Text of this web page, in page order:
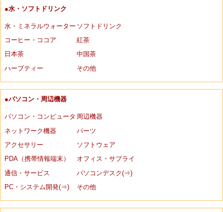
●水・ソフトドリンク
水・ミネラルウォーター ソフトドリンク
コーヒー・ココア
紅茶
日本茶
中国茶
ハーブティー
その他
●パソコン・周辺機器
パソコン・コンピュータ 周辺機器
ネットワーク機器
パーツ
アクセサリー
ソフトウェア
PDA（携帯情報端末）
オフィス・サプライ
通信・サービス
パソコンデスク(⇒)
PC・システム開発(⇒)
その他